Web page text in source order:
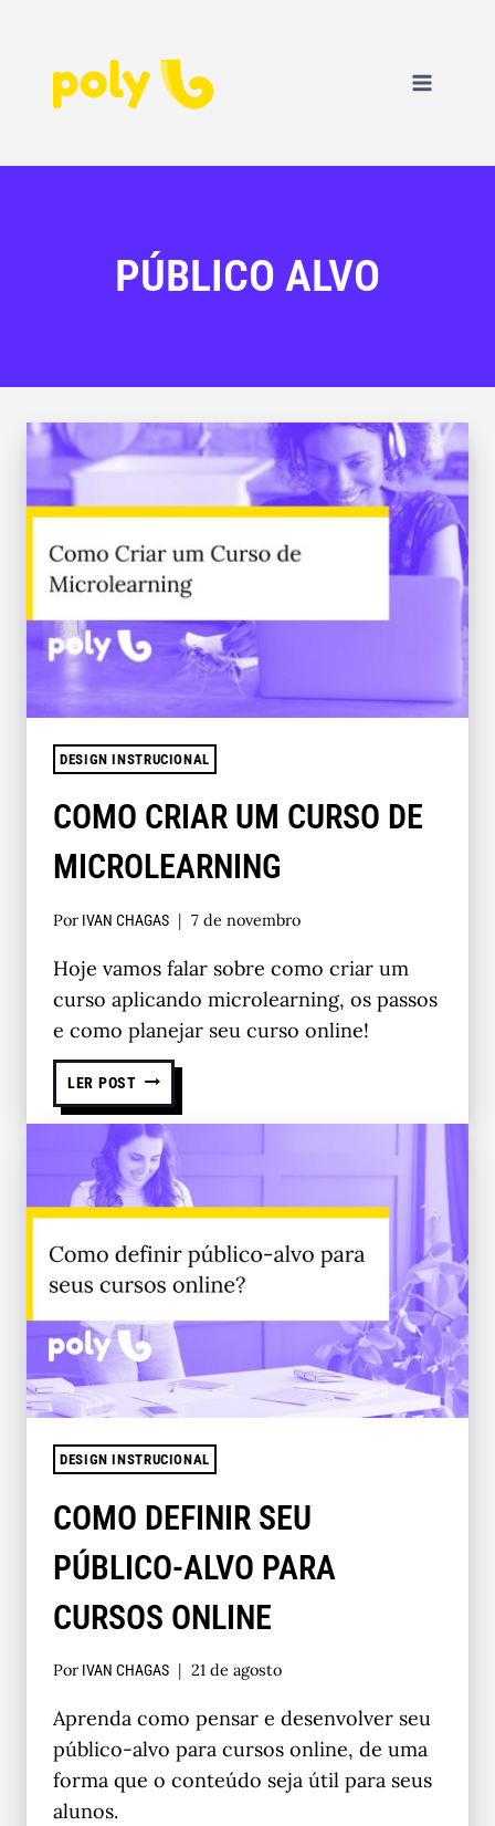
PÚBLICO ALVO
DESIGN INSTRUCIONAL
COMO CRIAR UM CURSO DE
MICROLEARNING
Por IVAN CHAGAS 7 de novembro
Hoje vamos falar sobre como criar um
curso aplicando microlearning, os passos
e como planejar seu curso online!
LER POST
DESIGN INSTRUCIONAL
COMO DEFINIR SEU
PÚBLICO-ALVO PARA
CURSOS ONLINE
Por IVAN CHAGAS 21 de agosto
Aprenda como pensar e desenvolver seu
público-alvo para cursos online, de uma
forma que o conteúdo seja útil para seus
alunos.